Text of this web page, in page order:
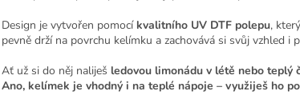
Design je vytvořen pomocí kvalitního UV DTF polepu,
pevně drží na povrchu kelímku a zachovává si svůj vzhled i
Ať už si do něj naliješ ledovou limonádu v létě nebo teplý
Ano, kelímek je vhodný i na teplé nápoje – využiješ ho